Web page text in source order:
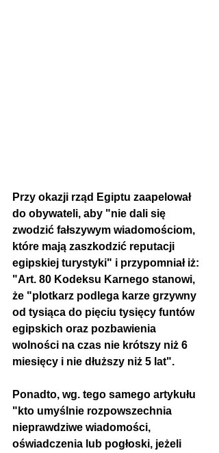
Przy okazji rząd Egiptu zaapelował
do obywateli, aby "nie dali się
zwodzić fałszywym wiadomościom,
które mają zaszkodzić reputacji
egipskiej turystyki" i przypomniał iż:
"Art. 80 Kodeksu Karnego stanowi,
że "plotkarz podlega karze grzywny
od tysiąca do pięciu tysięcy funtów
egipskich oraz pozbawienia
wolności na czas nie krótszy niż 6
miesięcy i nie dłuższy niż 5 lat".
Ponadto, wg. tego samego artykułu
"kto umyślnie rozpowszechnia
nieprawdziwe wiadomości,
oświadczenia lub pogłoski, jeżeli